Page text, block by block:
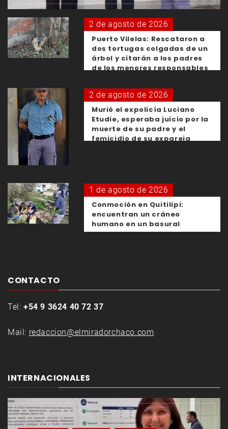
2 de agosto de 2026
Puerto Vilelas: Rescataron a
dos tortugas colgadas de un
árbol y citarán a los padres
de los menores responsables
2 de agosto de 2026
Murió el expolicía Luciano
Etudie, esperaba juicio por la
muerte de su padre y el
femicidio de su expareja
1 de agosto de 2026
Conmoción en Quitilipi:
encuentran un cráneo
humano en un basural
CONTACTO
Tel: +54 9 3624 40 72 37
Mail: redaccion@elmiradorchaco.com
INTERNACIONALES